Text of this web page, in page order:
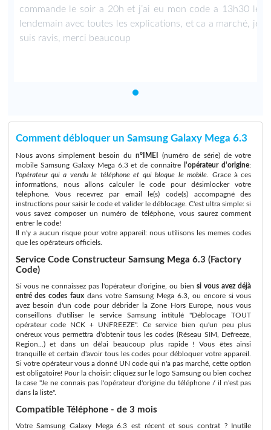
commande le soir a 20h et j’ai eu mon code a 13h30 le
lendemain avec toutes les explications, et ca a marché, je
suis ravis, merci beaucoup
Comment débloquer un Samsung Galaxy Mega 6.3
Nous avons simplement besoin du n°IMEI
(numéro de série) de votre
mobile Samsung Galaxy Mega 6.3 et de connaitre
l'opérateur d'origine:
l'opérateur qui a vendu le téléphone et qui bloque le mobile . Grace à ces
informations, nous allons calculer le code pour désimlocker votre
téléphone. Vous recevrez par email le(s) code(s) accompagné des
instructions pour saisir le code et valider le déblocage. C'est ultra simple: si
vous savez composer un numéro de téléphone, vous saurez comment
entrer le code!
Il n'y a aucun risque pour votre appareil: nous utilisons les memes codes
que les opérateurs officiels.
Service Code Constructeur Samsung Mega 6.3 (Factory
Code)
Si vous ne connaissez pas l'opérateur d'origine, ou bien si vous avez déjà
entré des codes faux dans votre Samsung Mega 6.3, ou encore si vous
avez besoin d'un code pour débrider la Zone Hors Europe, nous vous
conseillons d'utiliser le service Samsung intitulé "Déblocage TOUT
opérateur code NCK + UNFREEZE". Ce service bien qu'un peu plus
onéreux vous permettra d'obtenir tous les codes (Réseau SIM, Defreeze,
Region...) et dans un délai beaucoup plus rapide ! Vous êtes ainsi
tranquille et certain d'avoir tous les codes pour débloquer votre appareil.
Si votre opérateur vous a donné UN code qui n'a pas marché, cette option
est obligatoire! Pour la choisir: cliquez sur le logo Samsung ou bien cochez
la case "Je ne connais pas l'opérateur d'origine du téléphone / il n'est pas
dans la liste".
Compatible Téléphone - de 3 mois
Votre Samsung Galaxy Mega 6.3 est récent et sous contrat ? Inutile